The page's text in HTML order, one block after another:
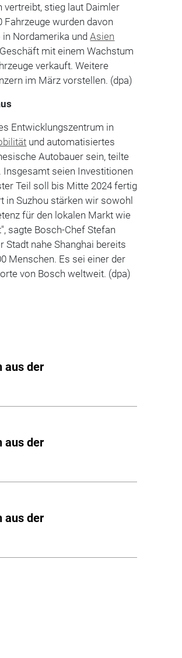
vertreibt, stieg laut Daimler
Fahrzeuge wurden davon
in Nordamerika undAsien
mit einem Wachstum
verkauft. Weitere
im März vorstellen. (dpa)
Entwicklungszentrum in
und automatisiertes
Autobauer sein, teilte
seien Investitionen
Teil soll bis Mitte 2024 fertig
in Suzhou stärken wir sowohl
für den lokalen Markt wie
sagte Bosch-Chef Stefan
Stadt nahe Shanghai bereits
Menschen. Es sei einer der
von Bosch weltweit. (dpa)
aus der
aus der
aus der